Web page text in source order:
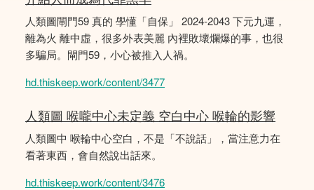
人類圖閘門59 真的 學懂「自保」 2024-2043 下元九運，
離為火 離中虛，很多外表美麗 內裡敗壞爛爆的事，也很
多騙局。閘門59，小心被推入人禍。
hd.thiskeep.work/content/3477
人類圖 喉嚨中心未定義 空白中心 喉輪的影響
人類圖中 喉輪中心空白，不是「不說話」，當注意力在
看著東西，會自然說出話來。
hd.thiskeep.work/content/3476